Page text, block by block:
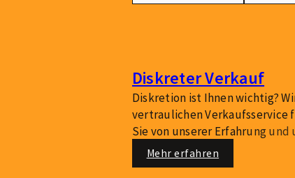
Diskreter Verkauf
Diskretion ist Ihnen wichtig?
vertraulichen
Sie von unserer Erfahrung
Netzwerk, um Ihre Immobilie
veräußern – ohne
Mehr erfahren